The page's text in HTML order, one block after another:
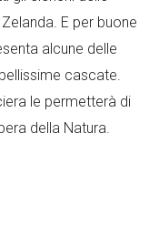
E per buone
alcune delle
cascate.
le permetterà di
della Natura.